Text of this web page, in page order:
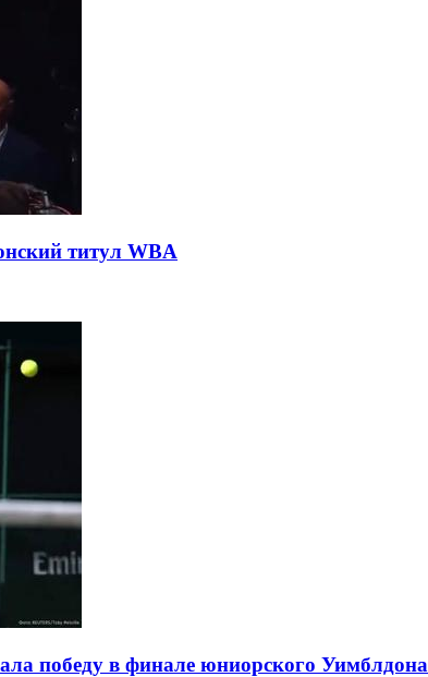
титул WBA
победу в финале юниорского Уимблдона